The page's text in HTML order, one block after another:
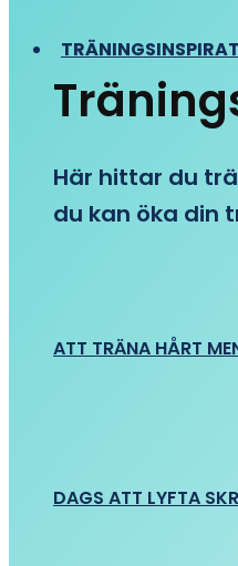
Här hittar du
du kan öka din
ATT TRÄNA HÅRT
DAGS ATT LYFTA